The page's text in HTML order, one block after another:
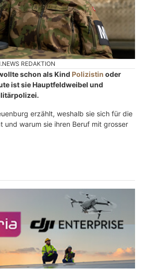
REDAKTION
schon als Kind Polizistin oder
ist sie Hauptfeldweibel und
erzählt, weshalb sie sich für die
und warum sie ihren Beruf mit grosser